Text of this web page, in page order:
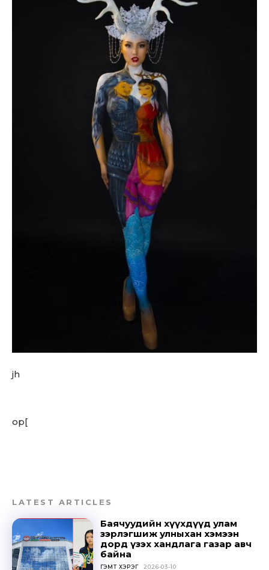
jh
op[
LATEST ARTICLES
Баячуудийн хүүхдүүд улам
зэрлэгшиж улныхан хэмээн
дорд үзэх хандлага газар авч
байна
ГЭМТ ХЭРЭГ 2026-03-10